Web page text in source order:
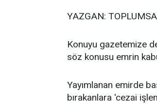
YAZGAN:
Konuyu gazetemize
söz konusu emrin
Yayımlanan emirde
bırakanlara 'cezai